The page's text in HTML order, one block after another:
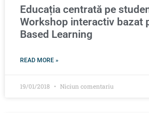
Educația centrată pe
Workshop interactiv bazat
Based Learning
READ MORE »
19/01/2018 Niciun comentariu